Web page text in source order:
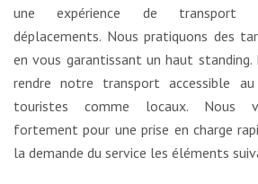
une expérience de transport
déplacements. Nous pratiquons des
en vous garantissant un haut
rendre notre transport accessible
touristes comme locaux. Nous
fortement pour une prise en charge
la demande du service les éléments